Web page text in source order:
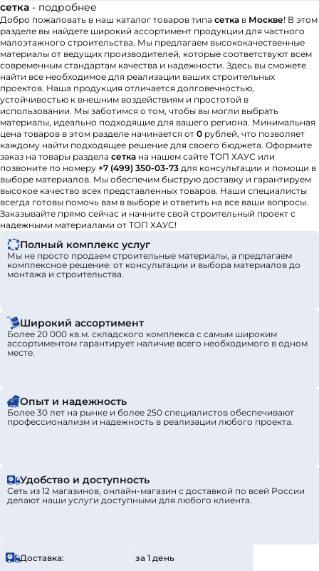
сетка - подробнее
Добро пожаловать в наш каталог товаров типа сетка в Москве! В этом
разделе вы найдете широкий ассортимент продукции для частного
малоэтажного строительства. Мы предлагаем высококачественные
материалы от ведущих производителей, которые соответствуют всем
современным стандартам качества и надежности. Здесь вы сможете
найти все необходимое для реализации ваших строительных
проектов. Наша продукция отличается долговечностью,
устойчивостью к внешним воздействиям и простотой в
использовании. Мы заботимся о том, чтобы вы могли выбрать
материалы, идеально подходящие для вашего региона. Минимальная
цена товаров в этом разделе начинается от 0 рублей, что позволяет
каждому найти подходящее решение для своего бюджета. Оформите
заказ на товары раздела сетка на нашем сайте ТОП ХАУС или
позвоните по номеру +7 (499) 350-03-73 для консультации и помощи в
выборе материалов. Мы обеспечим быструю доставку и гарантируем
высокое качество всех представленных товаров. Наши специалисты
всегда готовы помочь вам в выборе и ответить на все ваши вопросы.
Заказывайте прямо сейчас и начните свой строительный проект с
надежными материалами от ТОП ХАУС!
Полный комплекс услуг
Мы не просто продаем строительные материалы, а предлагаем
комплексное решение: от консультации и выбора материалов до
монтажа и строительства.
Широкий ассортимент
Более 20 000 кв.м. складского комплекса с самым широким
ассортиментом гарантирует наличие всего необходимого в одном
месте.
Опыт и надежность
Более 30 лет на рынке и более 250 специалистов обеспечивают
профессионализм и надежность в реализации любого проекта.
Удобство и доступность
Сеть из 12 магазинов, онлайн-магазин с доставкой по всей России
делают наши услуги доступными для любого клиента.
Доставка: за 1 день